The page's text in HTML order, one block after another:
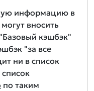
информацию в
вносить
кэшбэк"
"за все
ни в список
по таким